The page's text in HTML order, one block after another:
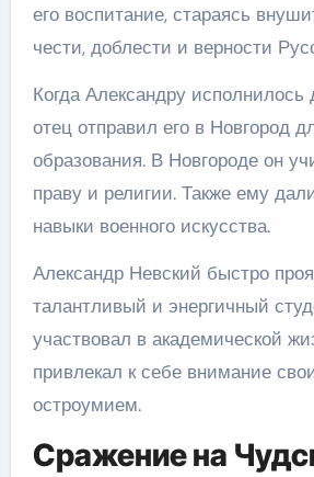
его воспитание, стараясь
чести, доблести и верности
Когда Александру исполнилось
отец отправил его в Новгород
образования. В Новгороде он
праву и религии. Также ему
навыки военного искусства.
Александр Невский быстро
талантливый и энергичный
участвовал в академической
привлекал к себе внимание
остроумием.
Сражение на